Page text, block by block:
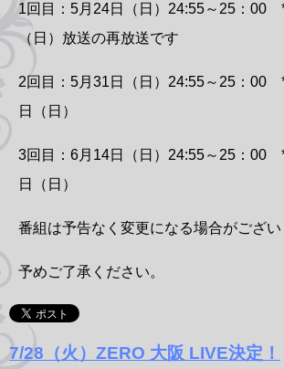
1回目：5月24日（日）24:55～25：00
（日）放送の再放送です
2回目：5月31日（日）24:55～25：00
日（日）
3回目：6月14日（日）24:55～25：00
日（日）
番組は予告なく変更になる場合がござい
予めご了承ください。
7/28（火）ZERO 大阪 LIVE決定！